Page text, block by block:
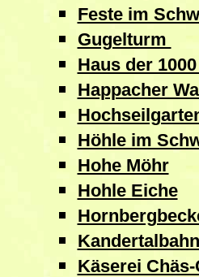
Feste im
Gugelturm
Haus der
Happacher
Höhle im
Hohe Möhr
Hohle Eiche
Kandertalbahn
Käserei